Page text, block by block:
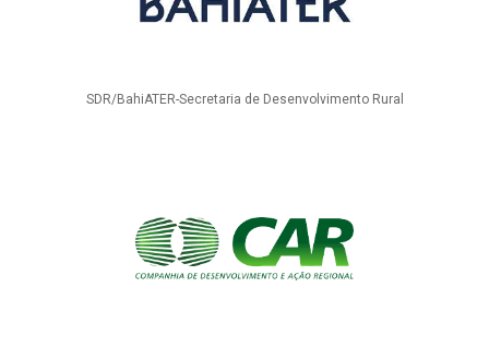
SDR/BahiATER-Secretaria de Desenvolvimento Rural